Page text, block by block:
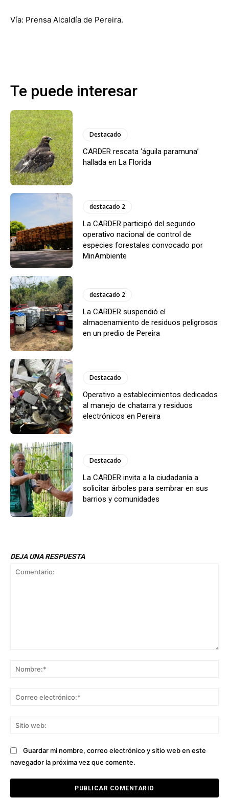
Vía: Prensa Alcaldía de Pereira.
Te puede interesar
Destacado
CARDER rescata ‘águila paramuna’
hallada en La Florida
destacado 2
La CARDER participó del segundo
operativo nacional de control de
especies forestales convocado por
MinAmbiente
destacado 2
La CARDER suspendió el
almacenamiento de residuos peligrosos
en un predio de Pereira
Destacado
Operativo a establecimientos dedicados
al manejo de chatarra y residuos
electrónicos en Pereira
Destacado
La CARDER invita a la ciudadanía a
solicitar árboles para sembrar en sus
barrios y comunidades
DEJA UNA RESPUESTA
Guardar mi nombre, correo electrónico y sitio web en este
navegador la próxima vez que comente.